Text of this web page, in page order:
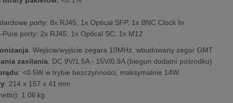
porty: 8x RJ45, 1x Optical SFP, 1x BNC Clock In
Pure porty: 2x RJ45, 1x Optical SC, 1x M12
: Wejście/wyjście zegara 10MHz, wbudowany zegar GMT
zasilania: DC 9V/1.5A - 15V/0.9A (biegun dodatni pośrodku)
: <0.5W w trybie bezczynności, maksymalnie 14W
: 214 x 157 x 41 mm
1.06 kg